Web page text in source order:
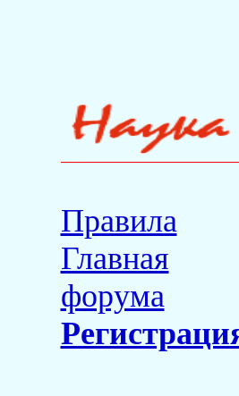
Правила
Главная
форума